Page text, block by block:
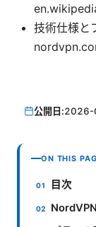
技術仕様と
公開日:
ON THIS
目次